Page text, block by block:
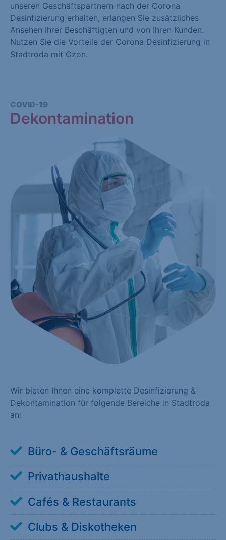
unseren Geschäftspartnern nach der Corona
Desinfizierung erhalten, erlangen Sie zusätzliches
Ansehen Ihrer Beschäftigten und von Ihren Kunden.
Nutzen Sie die Vorteile der Corona Desinfizierung in
Stadtroda mit Ozon.
COVID-19
Dekontamination
Wir bieten Ihnen eine komplette Desinfizierung &
Dekontamination für folgende Bereiche in Stadtroda
an:
Büro- & Geschäftsräume
Privathaushalte
Cafés & Restaurants
Clubs & Diskotheken